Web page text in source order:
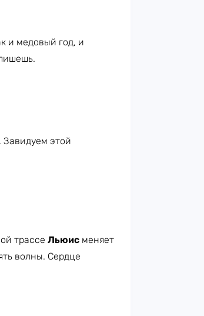
и медовый год, и
Завидуем этой
трассе Льюис меняет
волны. Сердце